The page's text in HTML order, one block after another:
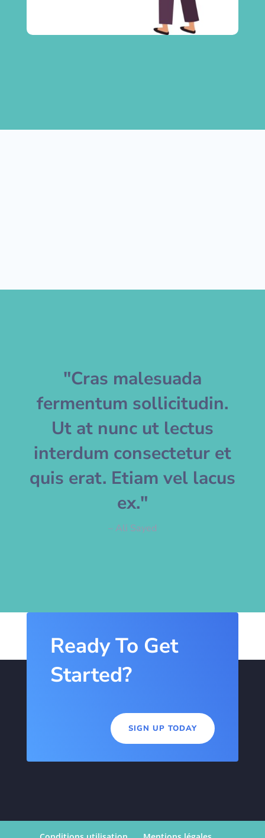
"Cras malesuada
fermentum sollicitudin.
Ut at nunc ut lectus
interdum consectetur et
quis erat. Etiam vel lacus
ex."
– Ali Sayed
Ready To Get
Started?
SIGN UP TODAY